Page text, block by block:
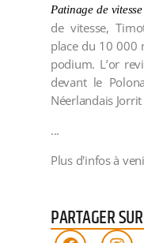
Patinage de
de vitesse,
place du 10 000
podium. L’or
devant le
Néerlandais
...
Plus d'infos à
PARTAGER SUR